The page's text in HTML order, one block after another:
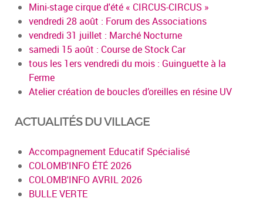
Mini-stage cirque d'été « CIRCUS-CIRCUS »
vendredi 28 août : Forum des Associations
vendredi 31 juillet : Marché Nocturne
samedi 15 août : Course de Stock Car
tous les 1ers vendredi du mois : Guinguette à la
Ferme
Atelier création de boucles d’oreilles en résine UV
ACTUALITÉS DU VILLAGE
Accompagnement Educatif Spécialisé
COLOMB'INFO ÉTÉ 2026
COLOMB'INFO AVRIL 2026
BULLE VERTE